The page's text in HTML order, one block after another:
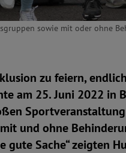
sowie mit oder ohne
zu feiern,
am 25. Juni 2022
und ohne
gute Sache“ zeigten